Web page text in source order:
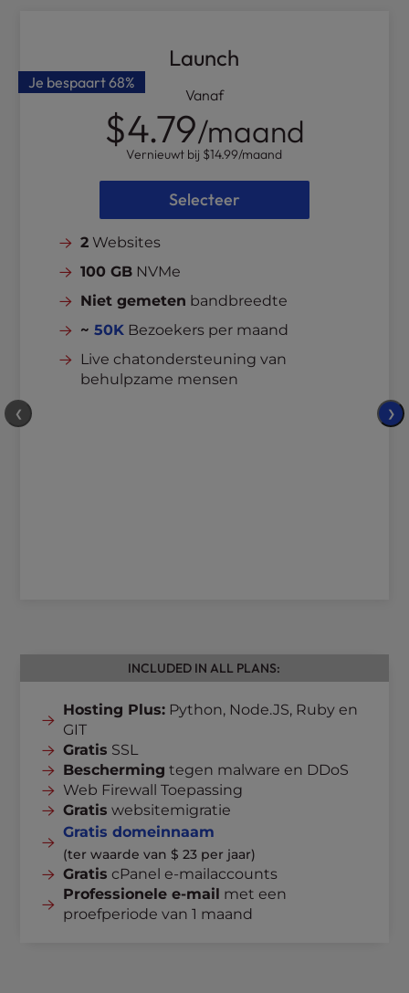
Launch
Je bespaart68%
Vanaf
$4.79/maand
Vernieuwt bij $14.99/maand
Selecteer
2 Websites
100 GB NVMe
Niet gemeten bandbreedte
~50K Bezoekers per maand
Live chatondersteuning van
behulpzame mensen
INCLUDED IN ALL PLANS:
Hosting Plus: Python, Node.JS, Ruby en
GIT
Gratis SSL
Bescherming tegen malware en DDoS
Web Firewall Toepassing
Gratis websitemigratie
Gratis domeinnaam
(ter waarde van $ 23 per jaar)
Gratis cPanel e-mailaccounts
Professionele e-mail met een
proefperiode van 1 maand
❮ ❯